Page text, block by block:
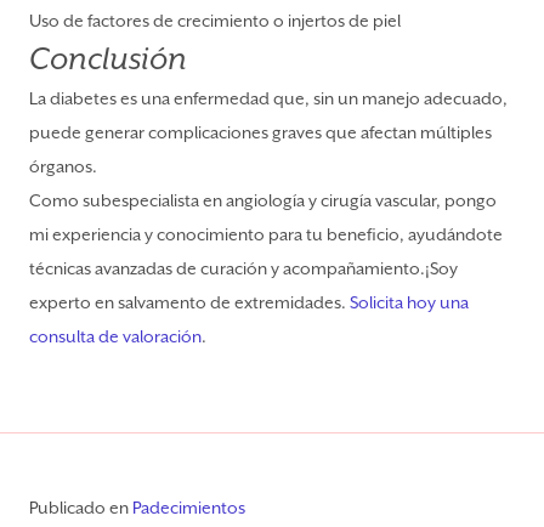
Uso de factores de crecimiento o injertos de piel
Conclusión
La diabetes es una enfermedad que, sin un manejo adecuado,
puede generar complicaciones graves que afectan múltiples
órganos.
Como subespecialista en angiología y cirugía vascular, pongo
mi experiencia y conocimiento para tu beneficio, ayudándote
técnicas avanzadas de curación y acompañamiento.¡Soy
experto en salvamento de extremidades. Solicita hoy una
consulta de valoración.
Publicado en Padecimientos